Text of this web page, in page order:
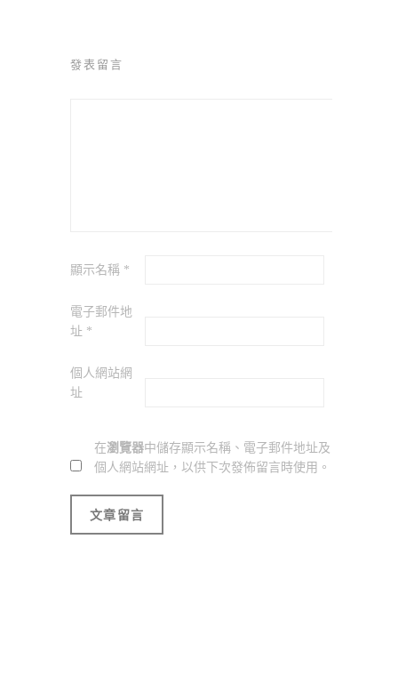
發表留言
顯示名稱 *
電子郵件地
址 *
個人網站網
址
在瀏覽器中儲存顯示名稱、電子郵件地址及
個人網站網址，以供下次發佈留言時使用。